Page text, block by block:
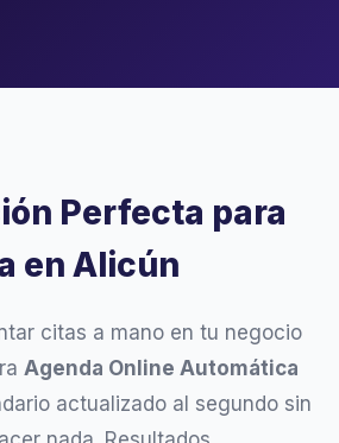
Perfecta para
en Alicún
citas a mano en tu negocio
Agenda Online Automática
actualizado al segundo sin